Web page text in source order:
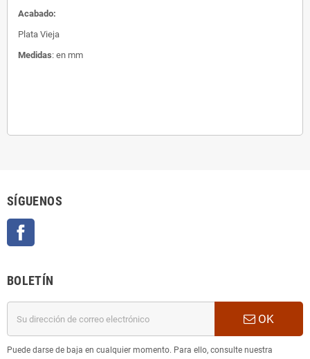
Acabado:
Plata Vieja
Medidas: en mm
SÍGUENOS
BOLETÍN
OK
Puede darse de baja en cualquier momento. Para ello, consulte nuestra